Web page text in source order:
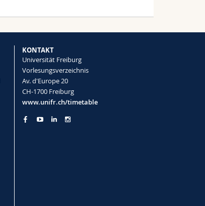
KONTAKT
Universität Freiburg
Vorlesungsverzeichnis
Av. d'Europe 20
CH-1700 Freiburg
www.unifr.ch/timetable